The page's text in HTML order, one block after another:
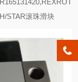
STAR滚珠滑块